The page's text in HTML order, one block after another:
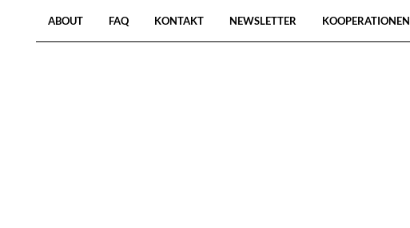
ABOUT FAQ KONTAKT NEWSLETTER KOOPERATIONEN